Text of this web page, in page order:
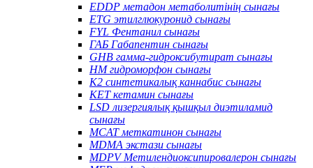
EDDP метадон метаболитінің сынағы
ETG этилглюкуронид сынағы
FYL Фентанил сынағы
ГАБ Габапентин сынағы
GHB гамма-гидроксибутират сынағы
HM гидроморфон сынағы
K2 синтетикалық каннабис сынағы
KET кетамин сынағы
LSD лизергиялық қышқыл диэтиламид
сынағы
MCAT меткатинон сынағы
MDMA экстази сынағы
MDPV Метилендиоксипировалерон сынағы